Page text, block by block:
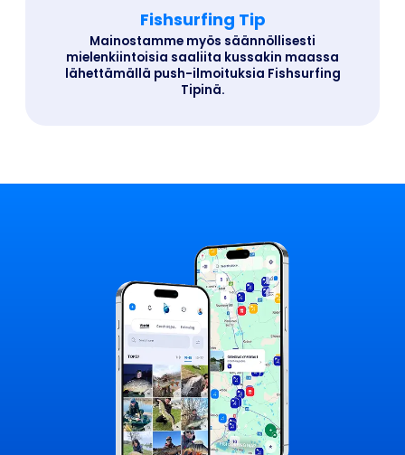
Fishsurfing Tip
Mainostamme myös säännöllisesti
mielenkiintoisia saaliita kussakin maassa
lähettämällä push-ilmoituksia Fishsurfing
Tipinä.